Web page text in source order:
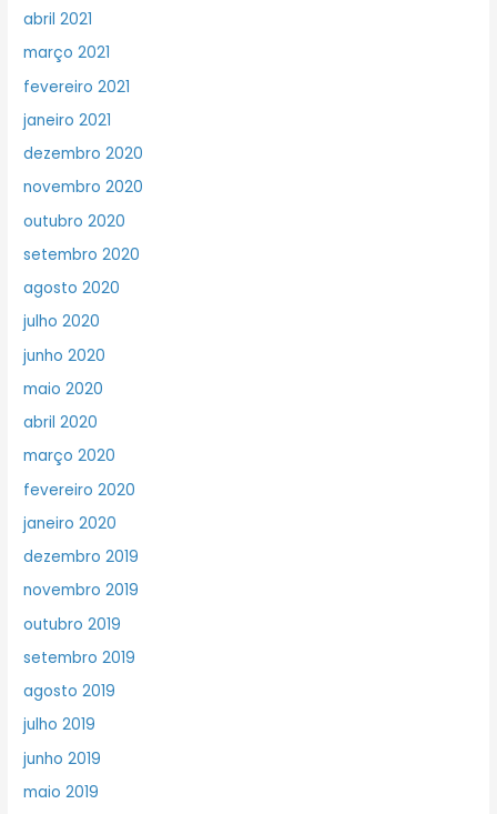
abril 2021
março 2021
fevereiro 2021
janeiro 2021
dezembro 2020
novembro 2020
outubro 2020
setembro 2020
agosto 2020
julho 2020
junho 2020
maio 2020
abril 2020
março 2020
fevereiro 2020
janeiro 2020
dezembro 2019
novembro 2019
outubro 2019
setembro 2019
agosto 2019
julho 2019
junho 2019
maio 2019